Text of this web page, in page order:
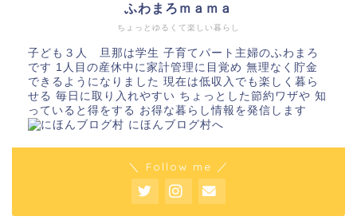
ちょっとゆるくて楽しい暮らし
ふわまろｍａｍａ
子ども３人 旦那は学生 子育てパート主婦のふわまろ
です 1人目の産休中に家計管理に目覚め 無理なく貯金
できるようになりました 現在は低収入でも楽しく暮ら
せる 毎日に取り入れやすい ちょっとした節約ワザや 知
っていると得をする お得な暮らし情報を発信します
＼ Follow me ／